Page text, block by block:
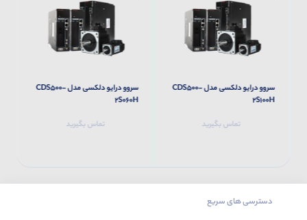
سروو درایو دلکسی مدل CDS500-
2S100H
تماس بگیرید
سروو درایو دلکسی مدل CDS500-
2S060H
تماس بگیرید
دسترسی های سریع